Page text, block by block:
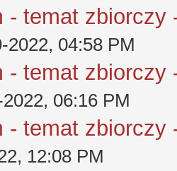
temat zbiorczy
2022, 04:58 PM
temat zbiorczy
06:16 PM
temat zbiorczy
12:08 PM